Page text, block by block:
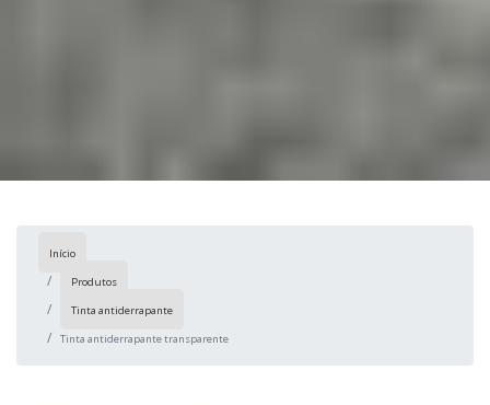
Início
Produtos
Tinta antiderrapante
Tinta antiderrapante transparente